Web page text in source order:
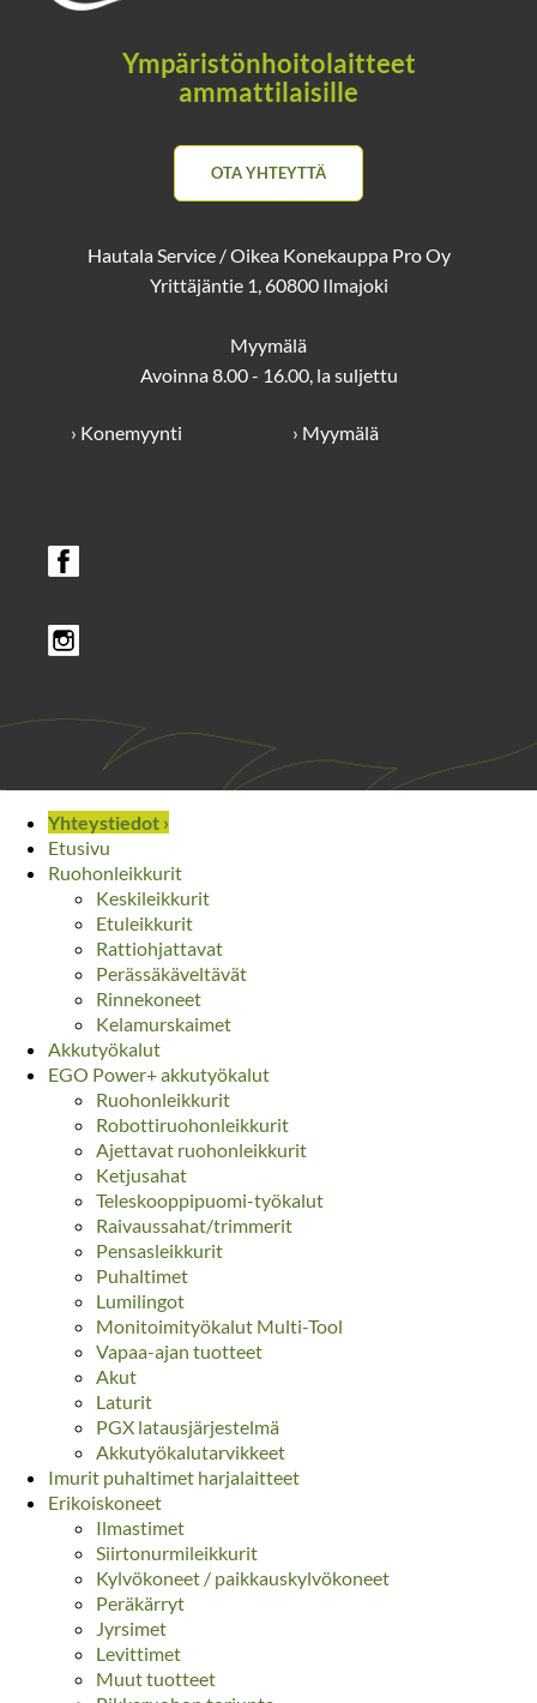
Ympäristönhoitolaitteet
ammattilaisille
OTA YHTEYTTÄ
Hautala Service / Oikea Konekauppa Pro Oy
Yrittäjäntie 1, 60800 Ilmajoki
Myymälä
Avoinna 8.00 - 16.00, la suljettu
› Konemyynti › Myymälä
Yhteystiedot ›
Etusivu
Ruohonleikkurit
Keskileikkurit
Etuleikkurit
Rattiohjattavat
Perässäkäveltävät
Rinnekoneet
Kelamurskaimet
Akkutyökalut
EGO Power+ akkutyökalut
Ruohonleikkurit
Robottiruohonleikkurit
Ajettavat ruohonleikkurit
Ketjusahat
Teleskooppipuomi-työkalut
Raivaussahat/trimmerit
Pensasleikkurit
Puhaltimet
Lumilingot
Monitoimityökalut Multi-Tool
Vapaa-ajan tuotteet
Akut
Laturit
PGX latausjärjestelmä
Akkutyökalutarvikkeet
Imurit puhaltimet harjalaitteet
Erikoiskoneet
Ilmastimet
Siirtonurmileikkurit
Kylvökoneet / paikkauskylvökoneet
Peräkärryt
Jyrsimet
Levittimet
Muut tuotteet